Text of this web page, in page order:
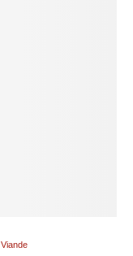
Viande